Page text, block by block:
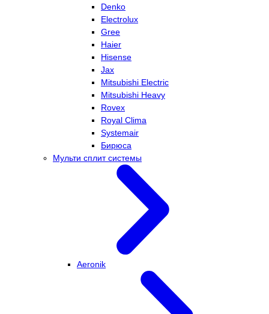
Denko
Electrolux
Gree
Haier
Hisense
Jax
Mitsubishi Electric
Mitsubishi Heavy
Rovex
Royal Clima
Systemair
Бирюса
Мульти сплит системы
Aeronik